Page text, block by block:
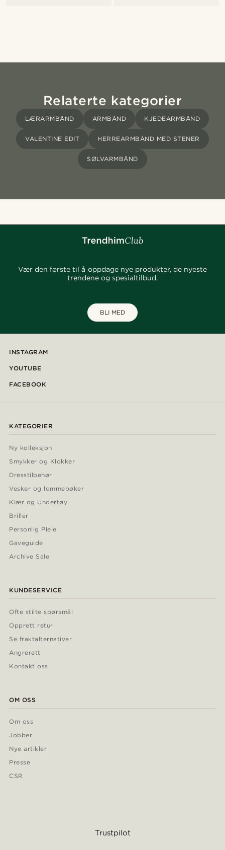
Relaterte kategorier
LÆRARMBÅND ARMBÅND KJEDEARMBÅND
VALENTINE EDIT HERREARMBÅND MED STENER
SØLVARMBÅND
Vær den første til å oppdage nye produkter, de nyeste
trendene og spesialtilbud.
BLI MED
INSTAGRAM
YOUTUBE
FACEBOOK
KATEGORIER
Ny kolleksjon
Smykker og Klokker
Dresstilbehør
Vesker og lommebøker
Klær og Undertøy
Briller
Personlig Pleie
Gaveguide
Archive Sale
KUNDESERVICE
Ofte stilte spørsmål
Opprett retur
Se fraktalternativer
Angrerett
Kontakt oss
OM OSS
Om oss
Jobber
Nye artikler
Presse
CSR
Trustpilot